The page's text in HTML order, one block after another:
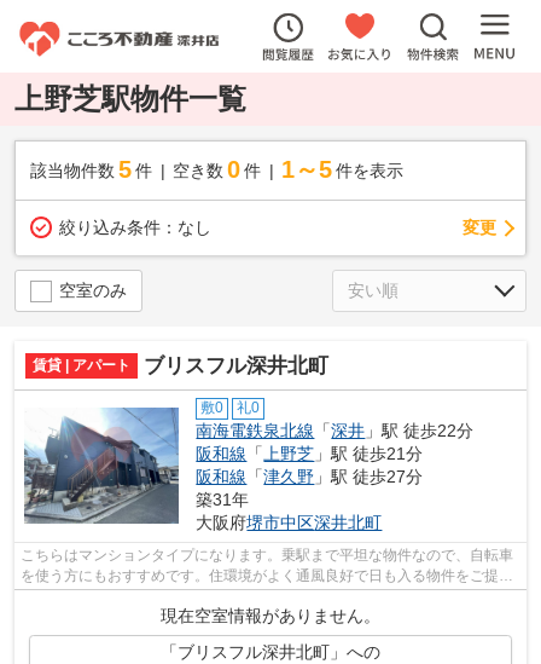
上野芝駅物件一覧
該当物件数 5件 空き数 0 件 1～5 件を表示
絞り込み条件： なし 変更
空室のみ
賃貸 | アパート ブリスフル深井北町
敷0 礼0
南海電鉄泉北線 「深井 」駅 徒歩22分
阪和線 「 上野芝 」駅 徒歩21分
阪和線 「津久野 」駅 徒歩27分
築31年
大阪府堺市中区深井北町
こちらはマンションタイプになります。乗駅まで平坦な物件なので、自転車
を使う方にもおすすめです。住環境がよく通風良好で日も入る物件をご提供
します。建物の共用部にゴミ置き場が...
現在空室情報がありません。
「ブリスフル深井北町」への